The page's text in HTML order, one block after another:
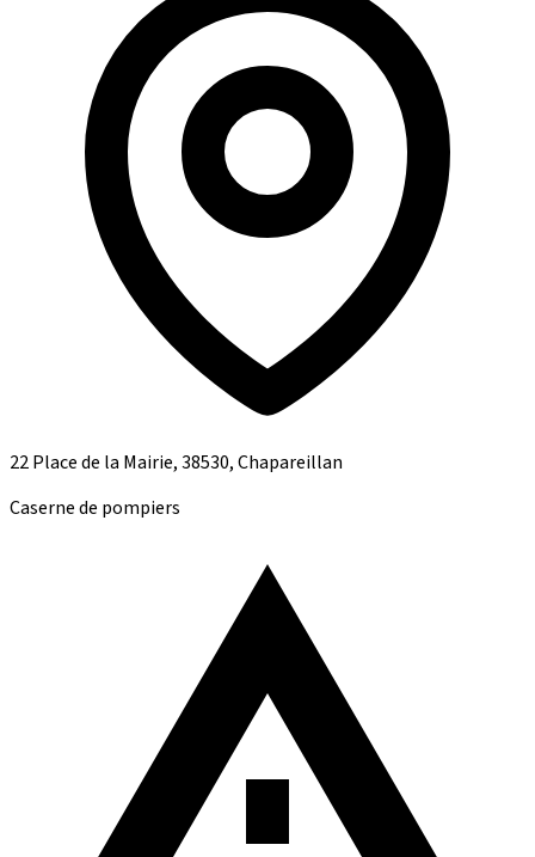
22 Place de la Mairie, 38530, Chapareillan
Caserne de pompiers